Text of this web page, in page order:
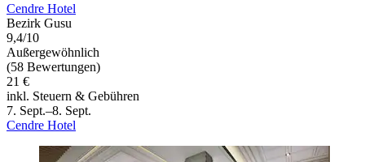
Cendre Hotel
Bezirk Gusu
9,4/10
Außergewöhnlich
(58 Bewertungen)
21 €
inkl. Steuern & Gebühren
7. Sept.–8. Sept.
Cendre Hotel